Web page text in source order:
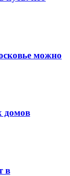
можно
домов
в